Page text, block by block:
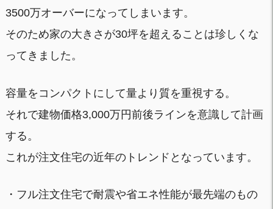
3500万オーバーになってしまいます。
そのため家の大きさが30坪を超えることは珍しくな
ってきました。
容量をコンパクトにして量より質を重視する。
それで建物価格3,000万円前後ラインを意識して計画
する。
これが注文住宅の近年のトレンドとなっています。
・フル注文住宅で耐震や省エネ性能が最先端のもの